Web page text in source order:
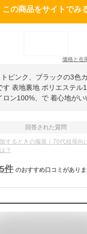
この商品をサイトでみ
価格と在
ピンク、ブラックの3色
す 表地裏地 ポリエステル
ロン100%、で 着心地がい
回答された質問
するときの服装｜70代祖母向
？
5件 のおすすめ口コミがあり